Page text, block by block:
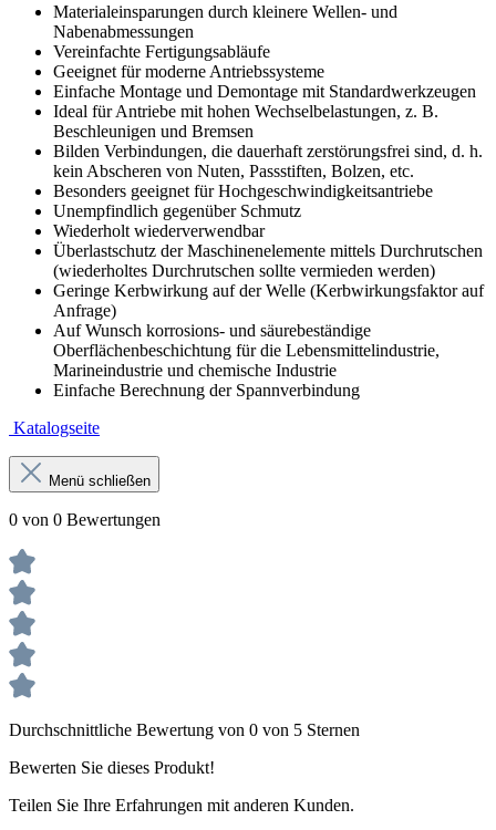
Materialeinsparungen durch kleinere Wellen- und
Nabenabmessungen
Vereinfachte Fertigungsabläufe
Geeignet für moderne Antriebssysteme
Einfache Montage und Demontage mit Standardwerkzeugen
Ideal für Antriebe mit hohen Wechselbelastungen, z. B.
Beschleunigen und Bremsen
Bilden Verbindungen, die dauerhaft zerstörungsfrei sind, d. h.
kein Abscheren von Nuten, Passstiften, Bolzen, etc.
Besonders geeignet für Hochgeschwindigkeitsantriebe
Unempfindlich gegenüber Schmutz
Wiederholt wiederverwendbar
Überlastschutz der Maschinenelemente mittels Durchrutschen
(wiederholtes Durchrutschen sollte vermieden werden)
Geringe Kerbwirkung auf der Welle (Kerbwirkungsfaktor auf
Anfrage)
Auf Wunsch korrosions- und säurebeständige
Oberflächenbeschichtung für die Lebensmittelindustrie,
Marineindustrie und chemische Industrie
Einfache Berechnung der Spannverbindung
Katalogseite
Menü schließen
0 von 0 Bewertungen
Durchschnittliche Bewertung von 0 von 5 Sternen
Bewerten Sie dieses Produkt!
Teilen Sie Ihre Erfahrungen mit anderen Kunden.